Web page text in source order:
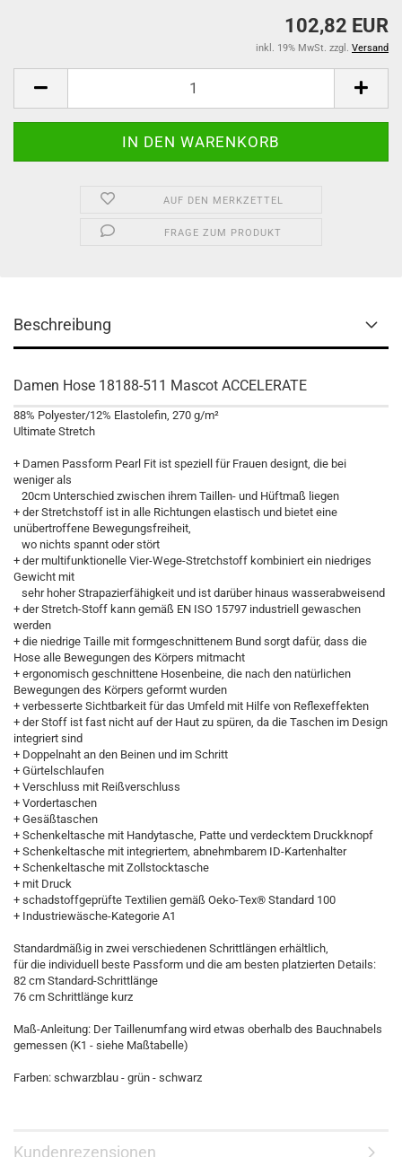
102,82 EUR
inkl. 19% MwSt. zzgl. Versand
AUF DEN MERKZETTEL
FRAGE ZUM PRODUKT
Beschreibung
Damen Hose 18188-511 Mascot ACCELERATE
88% Polyester/12% Elastolefin, 270 g/m²
Ultimate Stretch
+ Damen Passform Pearl Fit ist speziell für Frauen designt, die bei
weniger als
20cm Unterschied zwischen ihrem Taillen- und Hüftmaß liegen
+ der Stretchstoff ist in alle Richtungen elastisch und bietet eine
unübertroffene Bewegungsfreiheit,
wo nichts spannt oder stört
+ der multifunktionelle Vier-Wege-Stretchstoff kombiniert ein niedriges
Gewicht mit
sehr hoher Strapazierfähigkeit und ist darüber hinaus wasserabweisend
+ der Stretch-Stoff kann gemäß EN ISO 15797 industriell gewaschen
werden
+ die niedrige Taille mit formgeschnittenem Bund sorgt dafür, dass die
Hose alle Bewegungen des Körpers mitmacht
+ ergonomisch geschnittene Hosenbeine, die nach den natürlichen
Bewegungen des Körpers geformt wurden
+ verbesserte Sichtbarkeit für das Umfeld mit Hilfe von Reflexeffekten
+ der Stoff ist fast nicht auf der Haut zu spüren, da die Taschen im Design
integriert sind
+ Doppelnaht an den Beinen und im Schritt
+ Gürtelschlaufen
+ Verschluss mit Reißverschluss
+ Vordertaschen
+ Gesäßtaschen
+ Schenkeltasche mit Handytasche, Patte und verdecktem Druckknopf
+ Schenkeltasche mit integriertem, abnehmbarem ID-Kartenhalter
+ Schenkeltasche mit Zollstocktasche
+ mit Druck
+ schadstoffgeprüfte Textilien gemäß Oeko-Tex® Standard 100
+ Industriewäsche-Kategorie A1
Standardmäßig in zwei verschiedenen Schrittlängen erhältlich,
für die individuell beste Passform und die am besten platzierten Details:
82 cm Standard-Schrittlänge
76 cm Schrittlänge kurz
Maß-Anleitung: Der Taillenumfang wird etwas oberhalb des Bauchnabels
gemessen (K1 - siehe Maßtabelle)
Farben: schwarzblau - grün - schwarz
Kundenrezensionen